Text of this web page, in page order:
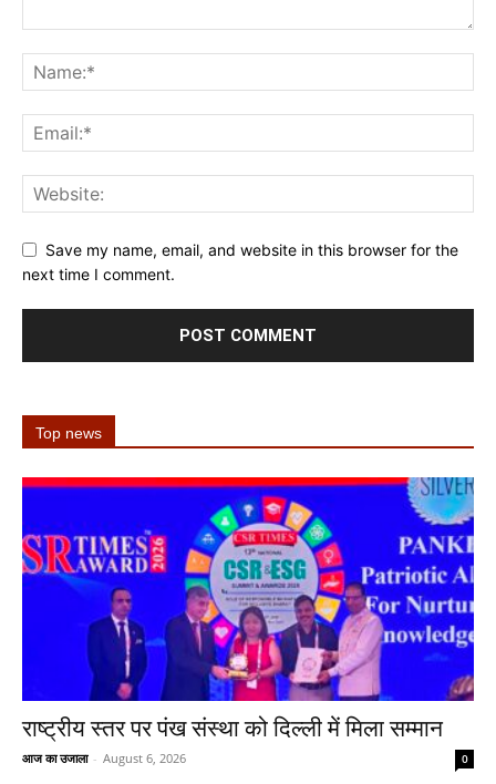
Save my name, email, and website in this browser for the
next time I comment.
Top news
राष्ट्रीय स्तर पर पंख संस्था को दिल्ली में मिला सम्मान
आज का उजाला - August 6, 2026 0